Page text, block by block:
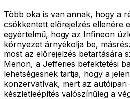
Több oka is van annak, hogy a
csökkentett előrejelzés ellenére
egyértelmű, hogy az Infineon
környezet árnyékolja be,
most az előrejelzés betartására
Menon, a Jefferies befektetési
lehetségesnek tartja, hogy a
konzervatívak, mert az autóipari
készletleépítés valószínűleg a